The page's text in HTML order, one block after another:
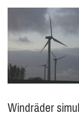
Windräder